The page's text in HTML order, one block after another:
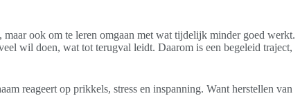
ook om te leren omgaan met wat tijdelijk minder goed werkt.
wil doen, wat tot terugval leidt. Daarom is een begeleid traject,
reageert op prikkels, stress en inspanning. Want herstellen van